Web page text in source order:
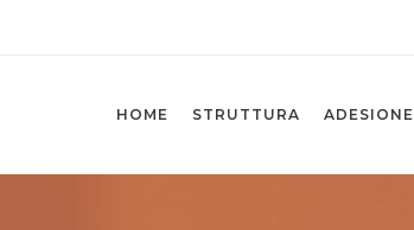
HOME STRUTTURA ADESIONE